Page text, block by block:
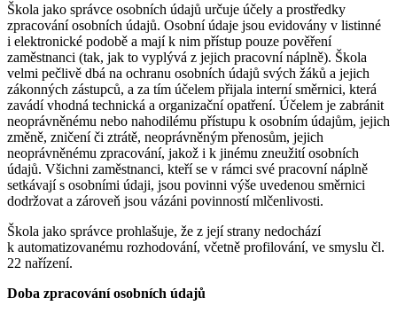
Škola jako správce osobních údajů určuje účely a prostředky
zpracování osobních údajů. Osobní údaje jsou evidovány v listinné
i elektronické podobě a mají k nim přístup pouze pověření
zaměstnanci (tak, jak to vyplývá z jejich pracovní náplně). Škola
velmi pečlivě dbá na ochranu osobních údajů svých žáků a jejich
zákonných zástupců, a za tím účelem přijala interní směrnici, která
zavádí vhodná technická a organizační opatření. Účelem je zabránit
neoprávněnému nebo nahodilému přístupu k osobním údajům, jejich
změně, zničení či ztrátě, neoprávněným přenosům, jejich
neoprávněnému zpracování, jakož i k jinému zneužití osobních
údajů. Všichni zaměstnanci, kteří se v rámci své pracovní náplně
setkávají s osobními údaji, jsou povinni výše uvedenou směrnici
dodržovat a zároveň jsou vázáni povinností mlčenlivosti.
Škola jako správce prohlašuje, že z její strany nedochází
k automatizovanému rozhodování, včetně profilování, ve smyslu čl.
22 nařízení.
Doba zpracování osobních údajů